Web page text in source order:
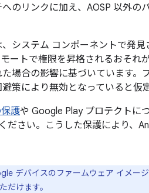
のリンクに加え、AOSP 以外の
システム コンポーネントで発
ートで権限を昇格されるおそれが
場合の影響に基づいています。
策により無効となっていると仮
護や Google Play プロテクトに
ださい。こうした保護により、
デバイスのファームウェア イメージ
だけます。